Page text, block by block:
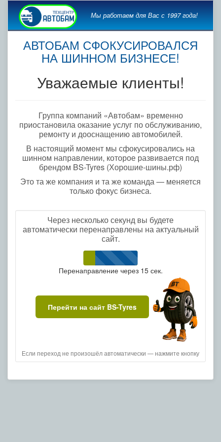
Мы работаем для Вас с 1997 года!
АВТОБАМ СФОКУСИРОВАЛСЯ
НА ШИННОМ БИЗНЕСЕ!
Уважаемые клиенты!
Группа компаний «Автобам» временно
приостановила оказание услуг по обслуживанию,
ремонту и дооснащению автомобилей.
В настоящий момент мы сфокусировались на
шинном направлении, которое развивается под
брендом BS-Tyres (Хорошие-шины.рф)
Это та же компания и та же команда — меняется
только фокус бизнеса.
Через несколько секунд вы будете
автоматически перенаправлены на актуальный
сайт.
Перенаправление через 15сек.
Перейти на сайт BS-Tyres
Если переход не произошёл автоматически — нажмите кнопку